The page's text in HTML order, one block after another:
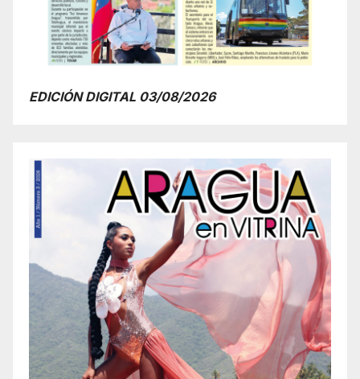
EDICIÓN DIGITAL 03/08/2026